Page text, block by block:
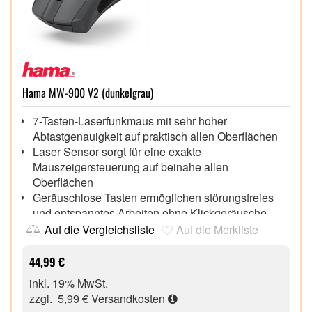
laserbeschriftete Tasten sorgen für eine hohe
Abriebbeständigkeit
Intelligentes Energiemanagement aktiviert Standby-
Separater Ein-/Ausschalter ermöglicht eine
energiesparende Benutzung der Geräte,
Handballenauflage an der Tastatur sorgt für
entspanntes Tippen
Umschaltbare Empfindlichkeit zwischen 800, 1200
und 1600 DPI,
Hama MW-900 V2 (dunkelgrau)
7-Tasten-Laserfunkmaus mit sehr hoher
Abtastgenauigkeit auf praktisch allen Oberflächen
Laser Sensor sorgt für eine exakte
Mauszeigersteuerung auf beinahe allen
Oberflächen
Geräuschlose Tasten ermöglichen störungsfreies
und entspanntes Arbeiten ohne Klickgeräusche,
praktisches 4-Wege-Scrollrad zum vertikalen und
Bei zu geringer Batteriespannung beginnt die
Kontrollleuchte zu blinken, Zeit die Batterien
auszutauschen
Separater Ein-/Ausschalter ermöglicht eine
Auf die Vergleichsliste Auf die Merkliste
44,99 €
inkl. 19% MwSt.
zzgl. 5,99 €Versandkosten